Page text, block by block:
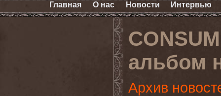
Главная О нас Новости Интервью
альбом
Архив